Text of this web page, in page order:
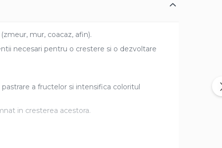
mur, coacaz, afin).
necesari pentru o crestere si o dezvoltare
a fructelor si intensifica coloritul
in cresterea acestora.